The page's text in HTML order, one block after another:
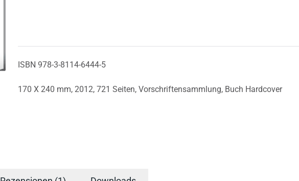
ISBN 978-3-8114-6444-5
170 X 240 mm, 2012, 721 Seiten, Vorschriftensammlung, Buch Hardcover